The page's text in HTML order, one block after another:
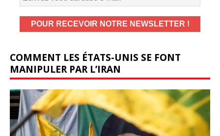
COMMENT LES ÉTATS-UNIS SE FONT
MANIPULER PAR L’IRAN